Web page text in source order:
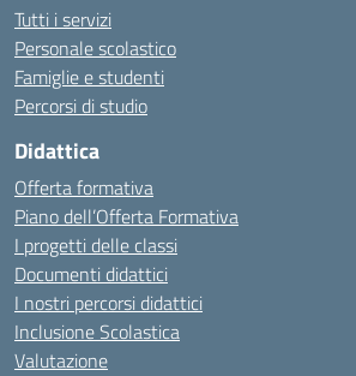
Tutti i servizi
Personale scolastico
Famiglie e studenti
Percorsi di studio
Didattica
Offerta formativa
Piano dell’Offerta Formativa
I progetti delle classi
Documenti didattici
I nostri percorsi didattici
Inclusione Scolastica
Valutazione